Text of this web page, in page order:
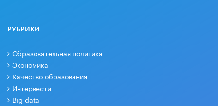
РУБРИКИ
Образовательная политика
Экономика
Качество образования
Интервести
Big data